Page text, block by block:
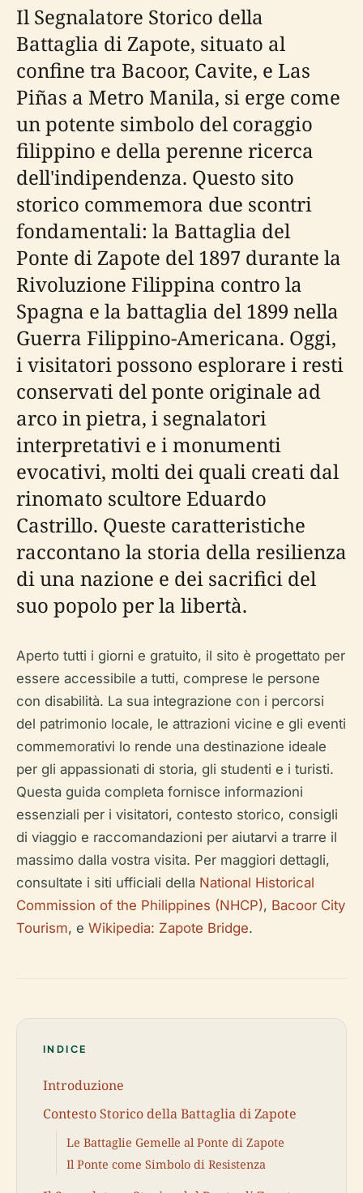
Il Segnalatore Storico della
Battaglia di Zapote, situato al
confine tra Bacoor, Cavite, e Las
Piñas a Metro Manila, si erge come
un potente simbolo del coraggio
filippino e della perenne ricerca
dell'indipendenza. Questo sito
storico commemora due scontri
fondamentali: la Battaglia del
Ponte di Zapote del 1897 durante la
Rivoluzione Filippina contro la
Spagna e la battaglia del 1899 nella
Guerra Filippino-Americana. Oggi,
i visitatori possono esplorare i resti
conservati del ponte originale ad
arco in pietra, i segnalatori
interpretativi e i monumenti
evocativi, molti dei quali creati dal
rinomato scultore Eduardo
Castrillo. Queste caratteristiche
raccontano la storia della resilienza
di una nazione e dei sacrifici del
suo popolo per la libertà.
Aperto tutti i giorni e gratuito, il sito è progettato per
essere accessibile a tutti, comprese le persone
con disabilità. La sua integrazione con i percorsi
del patrimonio locale, le attrazioni vicine e gli eventi
commemorativi lo rende una destinazione ideale
per gli appassionati di storia, gli studenti e i turisti.
Questa guida completa fornisce informazioni
essenziali per i visitatori, contesto storico, consigli
di viaggio e raccomandazioni per aiutarvi a trarre il
massimo dalla vostra visita. Per maggiori dettagli,
consultate i siti ufficiali della National Historical
Commission of the Philippines (NHCP), Bacoor City
Tourism, e Wikipedia: Zapote Bridge.
INDICE
Introduzione
Contesto Storico della Battaglia di Zapote
Le Battaglie Gemelle al Ponte di Zapote
Il Ponte come Simbolo di Resistenza